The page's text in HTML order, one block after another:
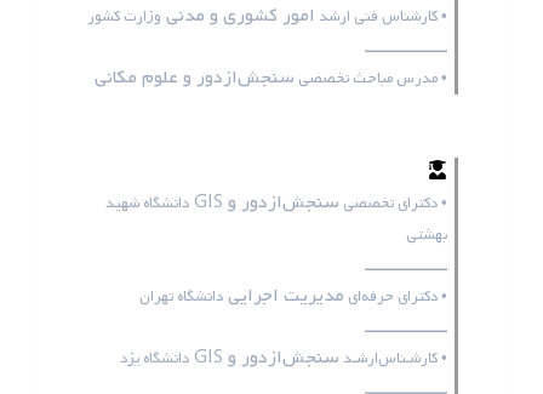
• کارشناس فنی ارشد امور کشوری و مدنی وزارت کشور
ـــــــــــــــــ
• مدرس مباحث تخصصی سنجش‌ازدور و علوم مکانی
• دکترای تخصصی سنجش‌ازدور و GIS
دانشگاه شهید
بهشتی
ـــــــــــــــــ
• دکترای حرفه‌ای مدیریت اجرایی دانشگاه تهران
ـــــــــــــــــ
• کارشـناس‌ارشـد سنجش‌ازدور و GIS دانشگاه یزد